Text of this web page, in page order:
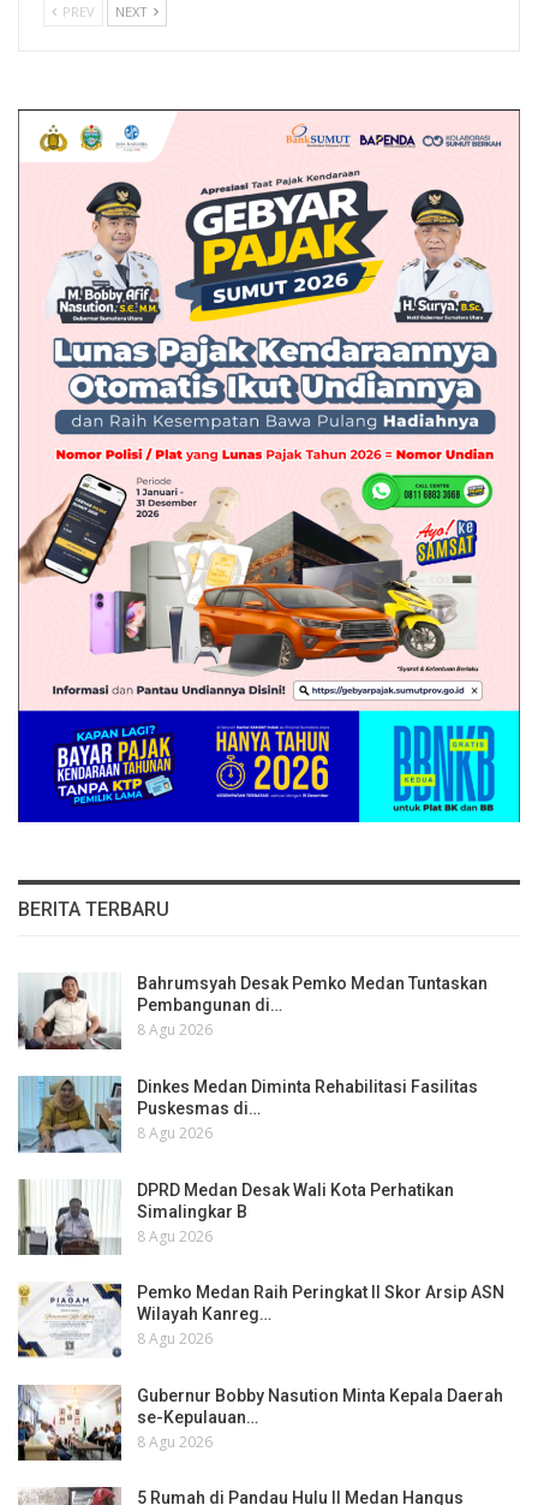
PREV NEXT
BERITA TERBARU
Bahrumsyah Desak Pemko Medan Tuntaskan
Pembangunan di…
8 Agu 2026
Dinkes Medan Diminta Rehabilitasi Fasilitas
Puskesmas di…
8 Agu 2026
DPRD Medan Desak Wali Kota Perhatikan
Simalingkar B
8 Agu 2026
Pemko Medan Raih Peringkat II Skor Arsip ASN
Wilayah Kanreg…
8 Agu 2026
Gubernur Bobby Nasution Minta Kepala Daerah
se-Kepulauan…
8 Agu 2026
5 Rumah di Pandau Hulu II Medan Hangus